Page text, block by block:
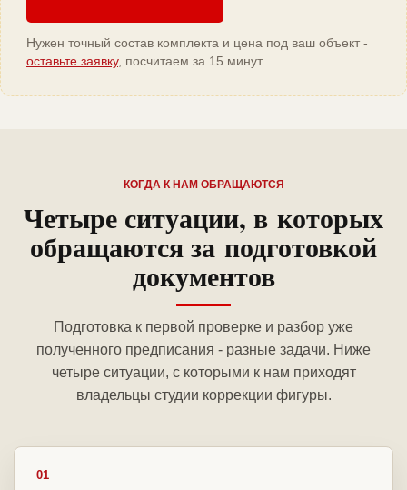
Нужен точный состав комплекта и цена под ваш объект -
оставьте заявку, посчитаем за 15 минут.
КОГДА К НАМ ОБРАЩАЮТСЯ
Четыре ситуации, в которых
обращаются за подготовкой
документов
Подготовка к первой проверке и разбор уже
полученного предписания - разные задачи. Ниже
четыре ситуации, с которыми к нам приходят
владельцы студии коррекции фигуры.
01